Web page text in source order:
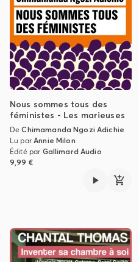
Nous sommes tous des
féministes - Les marieuses
DeChimamanda Ngozi Adichie
Lu parAnnie Milon
Édité par Gallimard Audio
9,99 €